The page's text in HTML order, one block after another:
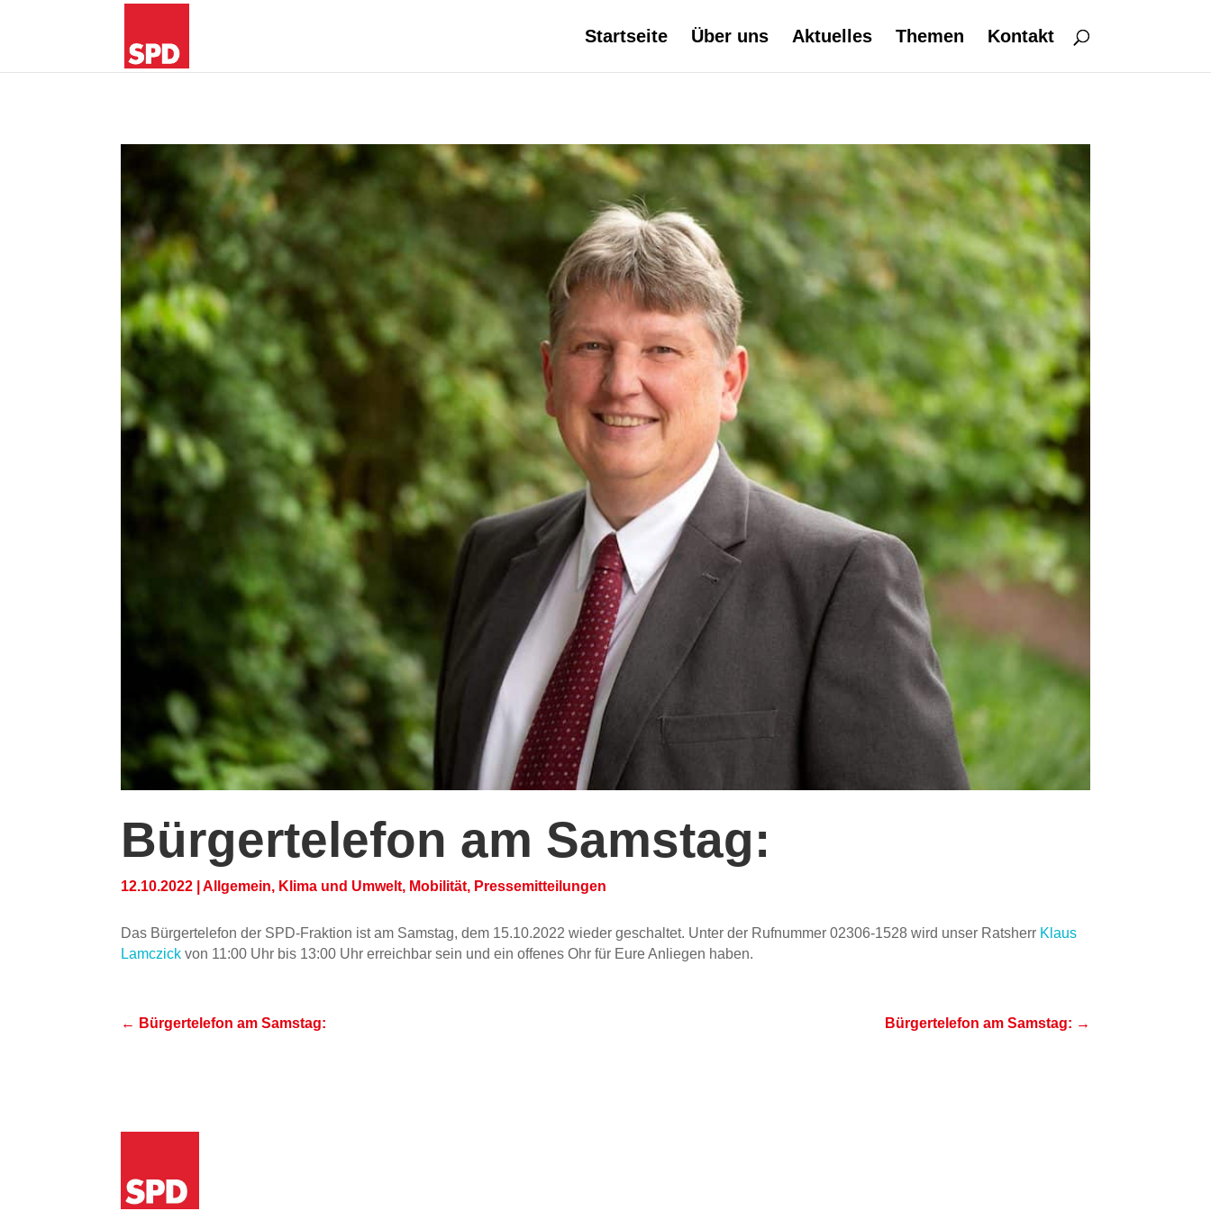
Startseite Über uns Aktuelles Themen Kontakt
Bürgertelefon am Samstag:
12.10.2022 |Allgemein, Klima und Umwelt, Mobilität, Pressemitteilungen
Das Bürgertelefon der SPD-Fraktion ist am Samstag, dem 15.10.2022 wieder geschaltet. Unter der Rufnummer 02306-1528 wird unser Ratsherr Klaus
Lamczick von 11:00 Uhr bis 13:00 Uhr erreichbar sein und ein offenes Ohr für Eure Anliegen haben.
← Bürgertelefon am Samstag: Bürgertelefon am Samstag: →